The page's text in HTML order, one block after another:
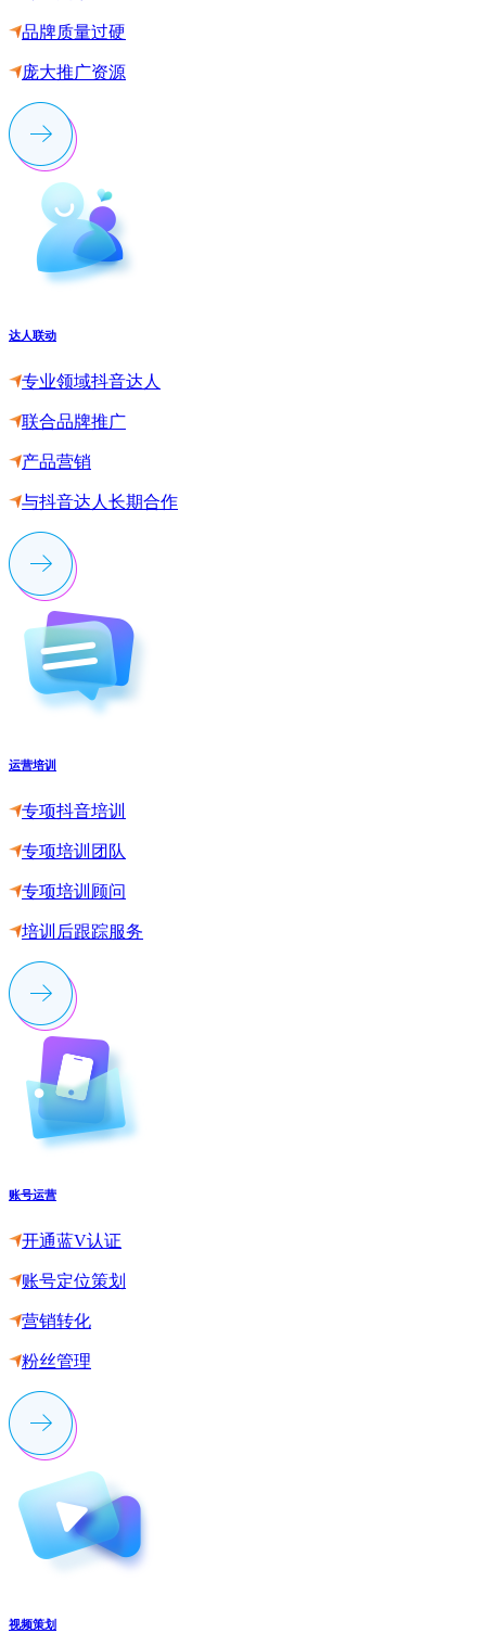
品牌质量过硬
庞大推广资源
达人联动
专业领域抖音达人
联合品牌推广
产品营销
与抖音达人长期合作
运营培训
专项抖音培训
专项培训团队
专项培训顾问
培训后跟踪服务
账号运营
开通蓝V认证
账号定位策划
营销转化
粉丝管理
视频策划